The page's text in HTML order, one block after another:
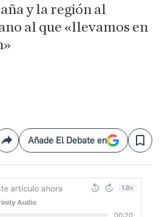
y la región al
al que «llevamos en
CompartirAñade El Debate en Save